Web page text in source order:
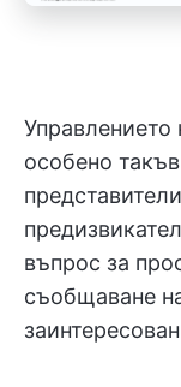
Управлението
особено
въпрос за
съобщаване